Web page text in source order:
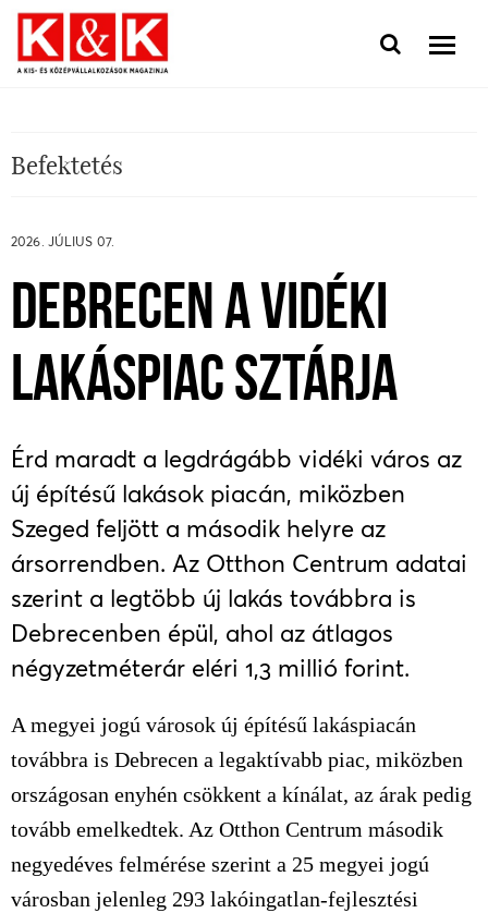
Befektetés
2026. JÚLIUS 07.
DEBRECEN A VIDÉKI
LAKÁSPIAC SZTÁRJA
Érd maradt a legdrágább vidéki város az
új építésű lakások piacán, miközben
Szeged feljött a második helyre az
ársorrendben. Az Otthon Centrum adatai
szerint a legtöbb új lakás továbbra is
Debrecenben épül, ahol az átlagos
négyzetméterár eléri 1,3 millió forint.
A megyei jogú városok új építésű lakáspiacán
továbbra is Debrecen a legaktívabb piac, miközben
országosan enyhén csökkent a kínálat, az árak pedig
tovább emelkedtek. Az Otthon Centrum második
negyedéves felmérése szerint a 25 megyei jogú
városban jelenleg 293 lakóingatlan-fejlesztési